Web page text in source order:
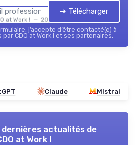
at Work ! — 2026
➔ Télécharger
j’accepte d’être contacté(e) à
CDO at Work ! et ses partenaires.
Claude Mistral
dernières actualités de
at Work !